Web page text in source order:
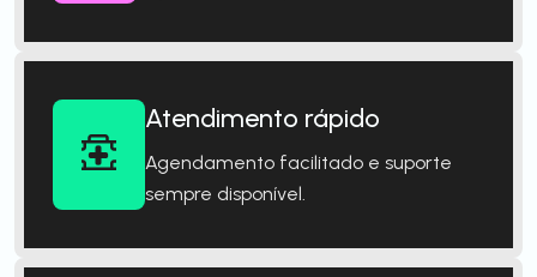
Atendimento rápido
Agendamento facilitado e suporte
sempre disponível.